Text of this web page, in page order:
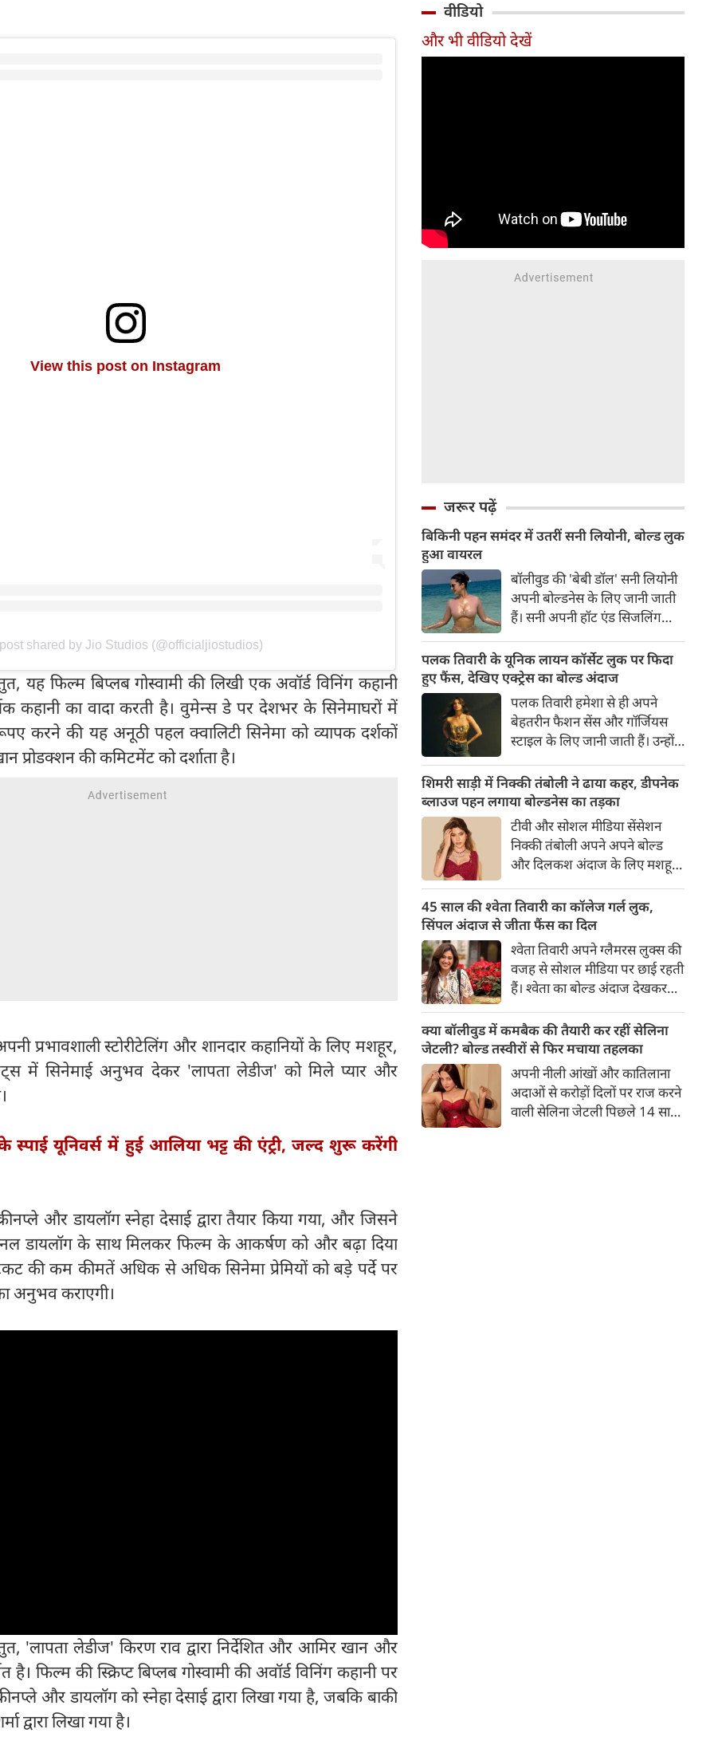
View this post on Instagram
shared by Jio Studios (@officialjiostudios)
यह फिल्म बिप्लब गोस्वामी की लिखी एक अवॉर्ड विनिंग कहानी
कहानी का वादा करती है। वुमेन्स डे पर देशभर के सिनेमाघरों में
करने की यह अनूठी पहल क्वालिटी सिनेमा को व्यापक दर्शकों
प्रोडक्शन की कमिटमेंट को दर्शाता है।
प्रभावशाली स्टोरीटेलिंग और शानदार कहानियों के लिए मशहूर,
में सिनेमाई अनुभव देकर 'लापता लेडीज' को मिले प्यार और
स्पाई यूनिवर्स में हुई आलिया भट्ट की एंट्री, जल्द शुरू करेंगी
और डायलॉग स्नेहा देसाई द्वारा तैयार किया गया, और जिसने
डायलॉग के साथ मिलकर फिल्म के आकर्षण को और बढ़ा दिया
की कम कीमतें अधिक से अधिक सिनेमा प्रेमियों को बड़े पर्दे पर
अनुभव कराएगी।
'लापता लेडीज' किरण राव द्वारा निर्देशित और आमिर खान और
है। फिल्म की स्क्रिप्ट बिप्लब गोस्वामी की अवॉर्ड विनिंग कहानी पर
और डायलॉग को स्नेहा देसाई द्वारा लिखा गया है, जबकि बाकी
द्वारा लिखा गया है।
और सुष्मिता सेन जैसी हस्तियों के
बाद अब 'गदर' फेम अभिनेत्री अमीषा
वीडियो
और भी वीडियो देखें
जरूर पढ़ें
बिकिनी पहन समंदर में उतरीं सनी लियोनी, बोल्ड लुक
हुआ वायरल
बॉलीवुड की 'बेबी डॉल' सनी लियोनी
अपनी बोल्डनेस के लिए जानी जाती
हैं। सनी अपनी हॉट एंड सिजलिंग
रहती हैं। फैंस सनी लियोनी की तस्वीरों
का बेसब्री से इंतजार करते हैं। इस बार
सनी लियोनी ने मालदीव वेकेशन से
अपनी कुछ बोल्ड तस्वीरें शेयर की है।
पलक तिवारी के यूनिक लायन कॉर्सेट लुक पर फिदा
हुए फैंस, देखिए एक्ट्रेस का बोल्ड अंदाज
पलक तिवारी हमेशा से ही अपने
बेहतरीन फैशन सेंस और गॉर्जियस
स्टाइल के लिए जानी जाती हैं। उन्होंने
फिर फैंस का दिल जीत लिया है।
पलक ने एक बेहद यूनीक और
स्टाइलिश गोल्डन कॉर्सेट टॉप में
अपनी कुछ तस्वीरें शेयर की है।
शिमरी साड़ी में निक्की तंबोली ने ढाया कहर, डीपनेक
ब्लाउज पहन लगाया बोल्डनेस का तड़का
टीवी और सोशल मीडिया सेंसेशन
निक्की तंबोली अपने अपने बोल्ड
और दिलकश अंदाज के लिए मशहूर
इंटरनेट पर तहलका मचाती रहती हैं।
इस बार निक्की ने मरून कलर की
साड़ी में अपनी कुछ सुपर सिजलिंग
तस्वीरें शेयर की है। खूबसूरत शिमरी
साड़ी में निक्की की अदाएं देखने
लायक है।
45 साल की श्वेता तिवारी का कॉलेज गर्ल लुक,
सिंपल अंदाज से जीता फैंस का दिल
श्वेता तिवारी अपने ग्लैमरस लुक्स की
वजह से सोशल मीडिया पर छाई रहती
हैं। श्वेता का बोल्ड अंदाज देखकर
बच्चों की मां हैं। 45 साल की श्वेता
तिवारी की तस्वीरों पर फैंस जमकर
प्यार लुटाते हैं। इस बार श्वेता तिवारी
ने वेकेशन से अपनी कुछ तस्वीरें शेयर
की है।
क्या बॉलीवुड में कमबैक की तैयारी कर रहीं सेलिना
जेटली? बोल्ड तस्वीरों से फिर मचाया तहलका
अपनी नीली आंखों और कातिलाना
अदाओं से करोड़ों दिलों पर राज करने
वाली सेलिना जेटली पिछले 14 साल